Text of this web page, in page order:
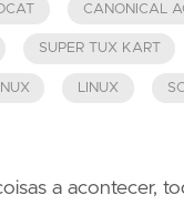
CANONICAL
SUPER TUX KART
LINUX
a acontecer,